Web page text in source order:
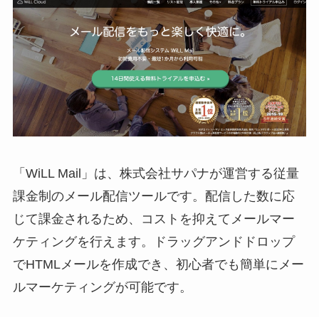
「 WiLL Mail 」は、株式会社サパナが運営する従量
課金制のメール配信ツールです。配信した数に応
じて課金されるため、コストを抑えてメールマー
ケティングを行えます。ドラッグアンドドロップ
でHTMLメールを作成でき、初心者でも簡単にメー
ルマーケティングが可能です。